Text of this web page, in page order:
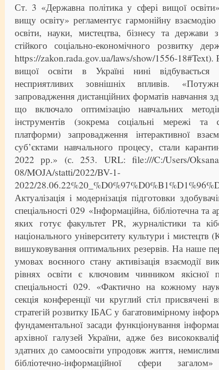
Ст. 3 «Державна політика у сфері вищої
вищу освіту» регламентує гармонійну
освіти, науки, мистецтва, бізнесу та держави
стійкого соціально-економічного розвитку
https://zakon.rada.gov.ua/laws/show/1556-18#Text).
вищої освіти в Україні нині
несприятливих зовнішніх впливів.
запровадження дистанційних форматів навчання
що включало оптимізацію навчальних
інструментів (зокрема соціальні мережі та
платформи) запровадження інтерактивної
суб’єктами навчального процесу, стали
2022 рр.» (с. 253. URL: file:///C:/Users/
08/MOJA/statti/2022/BV-1-
2022/
Актуалізація і модернізація підготовки
спеціальності 029 «Інформаційна, бібліотечна та
яких готує факультет PR, журналістики та
національного університету культури і
вишуковування оптимальних резервів. На наше
умовах воєнного стану активізація взаємодії
рівнях освіти є ключовим чинником якісної
спеціальності 029. «Фактично на кожному
секція конференції чи круглий стіл присвячені
стратегій розвитку ІБАС у багатовимірному
фундаментальної засади функціонування
архівної галузей України, адже без
здатних до самоосвіти упродовж життя,
бібліотечно-інформаційної сфери